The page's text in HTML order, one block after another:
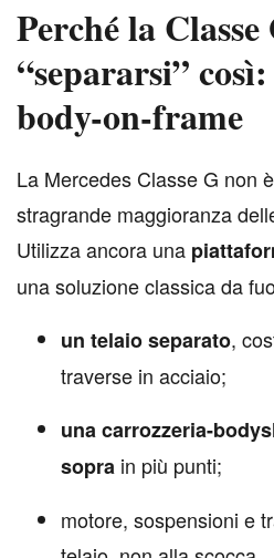
Perché la
“separarsi”
body-on-frame
La Mercedes Classe G non
stragrande maggioranza
Utilizza ancora una
una soluzione classica da
un telaio separato,
traverse in acciaio;
una carrozzeria-
sopra in più punti;
motore, sospensioni e